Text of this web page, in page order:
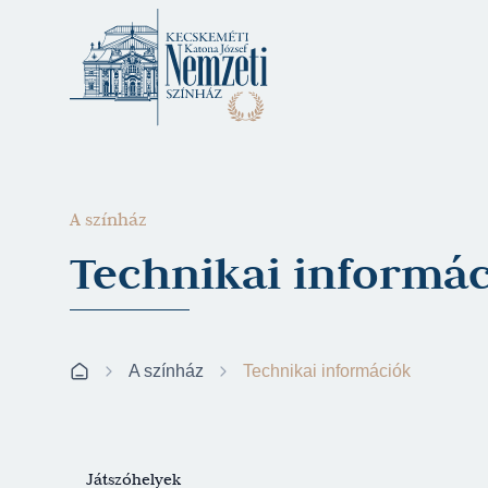
A színház
Technikai
A színház Technikai információk
Játszóhelyek